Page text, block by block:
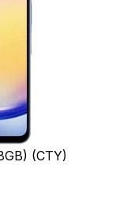
(CTY)